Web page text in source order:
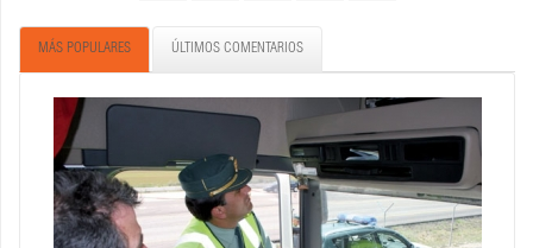
MÁS POPULARES ÚLTIMOS COMENTARIOS